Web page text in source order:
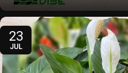
23
JUL